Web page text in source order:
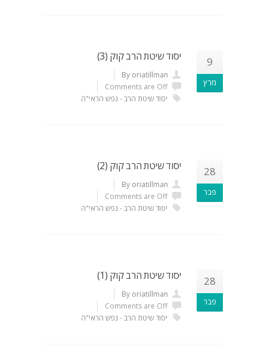
9
מרץ
יסוד שיטת הרב קוק (3)
By oriatillman
Comments are Off
יסוד שיטת הרב - נפש הראי"ה
28
פבר
יסוד שיטת הרב קוק (2)
By oriatillman
Comments are Off
יסוד שיטת הרב - נפש הראי"ה
28
פבר
יסוד שיטת הרב קוק (1)
By oriatillman
Comments are Off
יסוד שיטת הרב - נפש הראי"ה